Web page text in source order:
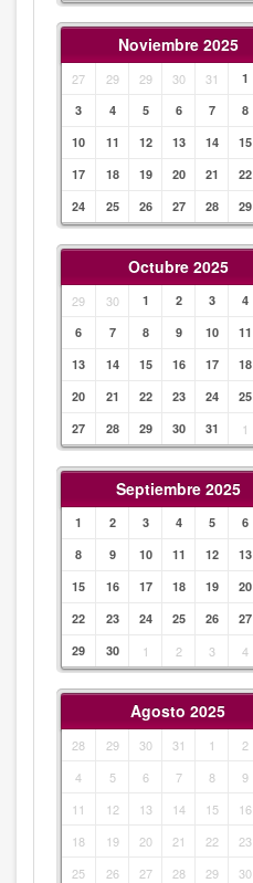
Noviembre 2025
27 29 29 30 31 1
3
4 5 6 7 8
10
11 12 13 14 15
17
18 19 20 21 22
24
25 26 27 28 29
Octubre 2025
29 30 1 2 3 4
6
7 8 9 10 11
13
14 15 16 17 18
20
21 22 23 24 25
27
28 29 30 31 1
Septiembre 2025
1 2 3 4 5 6
8
9 10 11 12 13
15
16 17 18 19 20
22
23 24 25 26 27
29
30 1 2 3 4
Agosto 2025
28 29 30 31 1 2
4
5 6 7 8 9
11
12 13 14 15 16
18
19 20 21 22 23
25
26 27 28 29 30